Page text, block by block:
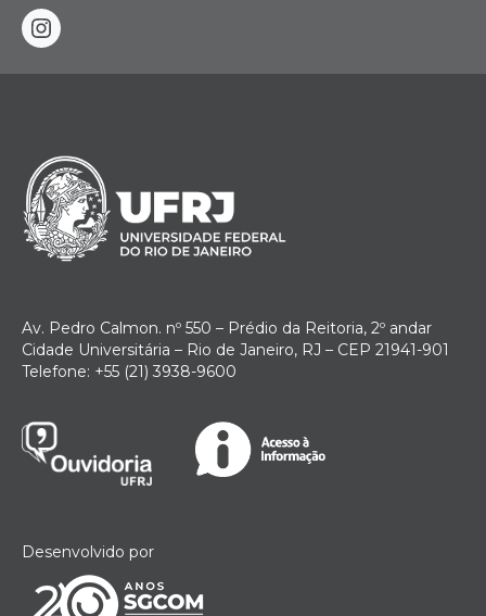
instagram
Av. Pedro Calmon. nº 550 – Prédio da Reitoria, 2º andar
Cidade Universitária – Rio de Janeiro, RJ – CEP 21941-901
Telefone: +55 (21) 3938-9600
Desenvolvido por